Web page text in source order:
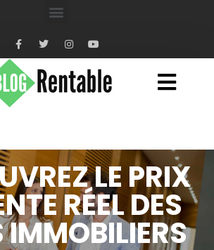
LE PRIX
RÉEL DES
IMMOBILIERS